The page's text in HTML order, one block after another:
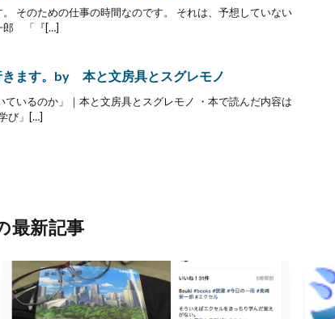
そのための仕事の時間なのです。 それは、予想していない
郎 「『[…]
ます。by 本と文房具とスグレモノ
いるのか」｜本と文房具とスグレモノ ・本で読んだ内容は
び」[…]
最新記事